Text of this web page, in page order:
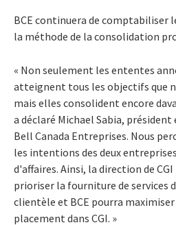
BCE continuera de comptabiliser
la méthode de la consolidation
« Non seulement les ententes
atteignent tous les objectifs que
mais elles consolident encore
a déclaré Michael Sabia,
Bell Canada Entreprises. Nous
les intentions des deux
d'affaires. Ainsi, la direction de
prioriser la fourniture de services
clientèle et BCE pourra maximiser
placement dans CGI. »